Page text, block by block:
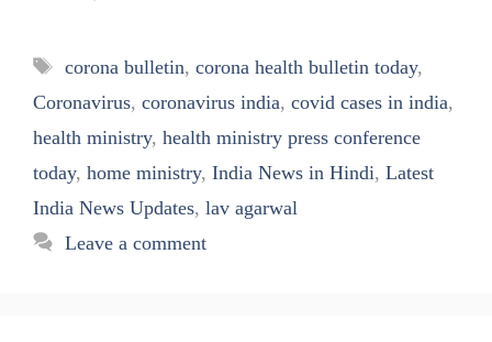
Tags
corona bulletin, corona health bulletin today,
Coronavirus, coronavirus india, covid cases in india,
health ministry, health ministry press conference
today, home ministry, India News in Hindi, Latest
India News Updates, lav agarwal
Leave a comment